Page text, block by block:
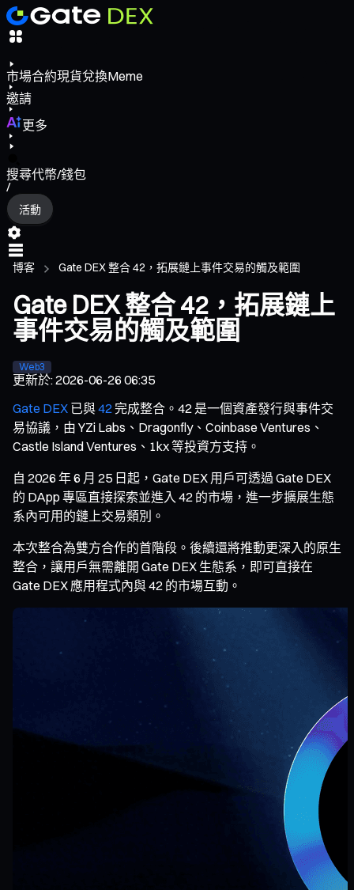
市場合約現貨兌換Meme
邀請
更多
搜尋代幣/錢包
/
活動
博客 Gate DEX 整合 42，拓展鏈上事件交易的觸及範圍
Gate DEX 整合 42，拓展鏈上
事件交易的觸及範圍
Web3
更新於:2026-06-26 06:35
Gate DEX 已與42 完成整合。42 是一個資產發行與事件交
易協議，由 YZi Labs、Dragonfly、Coinbase Ventures、
Castle Island Ventures、1kx 等投資方支持。
自 2026 年 6 月 25 日起，Gate DEX 用戶可透過 Gate DEX
的 DApp 專區直接探索並進入 42 的市場，進一步擴展生態
系內可用的鏈上交易類別。
本次整合為雙方合作的首階段。後續還將推動更深入的原生
整合，讓用戶無需離開 Gate DEX 生態系，即可直接在
Gate DEX 應用程式內與 42 的市場互動。